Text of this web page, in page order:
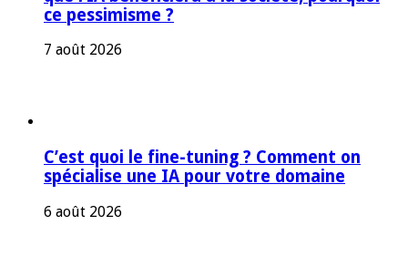
ce pessimisme ?
7 août 2026
C’est quoi le fine-tuning ? Comment on
spécialise une IA pour votre domaine
6 août 2026